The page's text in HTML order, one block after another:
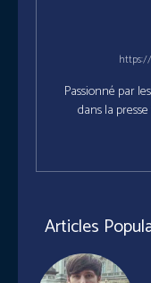
Passionné par
dans la
Articles